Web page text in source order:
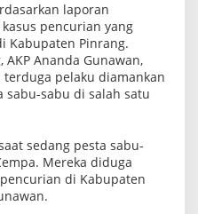
laporan
pencurian yang
Kabupaten Pinrang.
AKP Ananda Gunawan,
pelaku diamankan
sabu-sabu di salah satu
sedang pesta sabu-
Mereka diduga
di Kabupaten